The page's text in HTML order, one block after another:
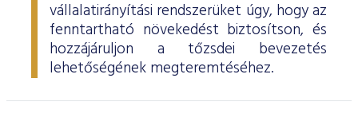
vállalatirányítási rendszerüket úgy, hogy az
fenntartható növekedést biztosítson, és
hozzájáruljon a tőzsdei bevezetés
lehetőségének megteremtéséhez.